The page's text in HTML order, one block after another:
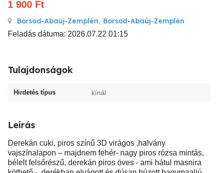
1 900 Ft
Borsod-Abaúj-Zemplén, Borsod-Abaúj-Zemplén
Feladás dátuma: 2026.07.22 01:15
Tulajdonságok
Hirdetés típus kínál
Leírás
Derekán cuki, piros színű 3D virágos ,halvány
vajszínalapon – majdnem fehér- nagy piros rózsa mintás,
bélelt felsőrészű, derekán piros öves - ami hátul masnira